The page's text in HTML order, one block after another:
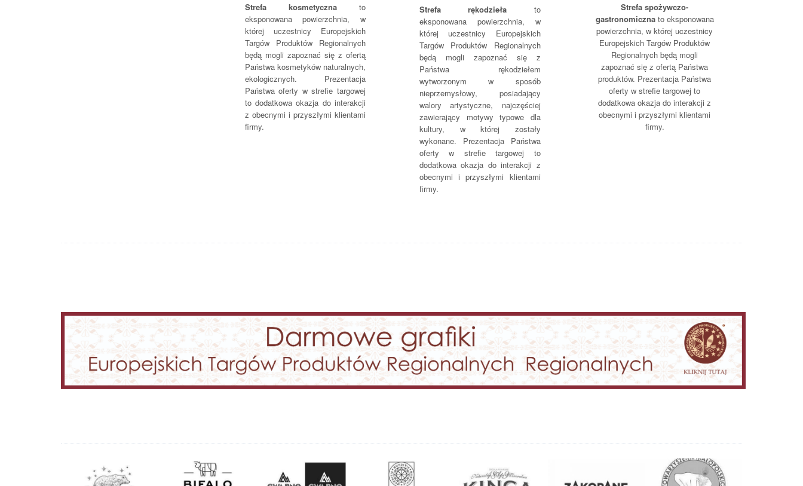
Strefa kosmetyczna to
eksponowana powierzchnia, w
której uczestnicy Europejskich
Targów Produktów Regionalnych
będą mogli zapoznać się z ofertą
Państwa kosmetyków naturalnych,
ekologicznych. Prezentacja
Państwa oferty w strefie targowej
to dodatkowa okazja do interakcji
z obecnymi i przyszłymi klientami
firmy.
Strefa rękodzieła to
eksponowana powierzchnia, w
której uczestnicy Europejskich
Targów Produktów Regionalnych
będą mogli zapoznać się z
Państwa rękodziełem
wytworzonym w sposób
nieprzemysłowy, posiadający
walory artystyczne, najczęściej
zawierający motywy typowe dla
kultury, w której zostały
wykonane. Prezentacja Państwa
oferty w strefie targowej to
dodatkowa okazja do interakcji z
obecnymi i przyszłymi klientami
firmy.
Strefa spożywczo-
gastronomiczna to eksponowana
powierzchnia, w której uczestnicy
Europejskich Targów Produktów
Regionalnych będą mogli
zapoznać się z ofertą Państwa
produktów. Prezentacja Państwa
oferty w strefie targowej to
dodatkowa okazja do interakcji z
obecnymi i przyszłymi klientami
firmy.